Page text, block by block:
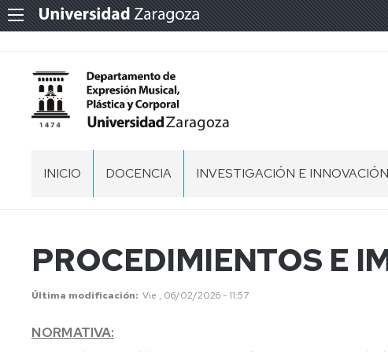
INICIO
DIRECTIVO
PERMANENTE
ÁREAS
DOCENCIA
HUMANAS
Y
DE
INVESTIGACIÓN E INNOVACIÓN
PROCEDIMIENTOS E
Última modificación Vie , 06/02/2026 - 11:57
NORMATIVA: